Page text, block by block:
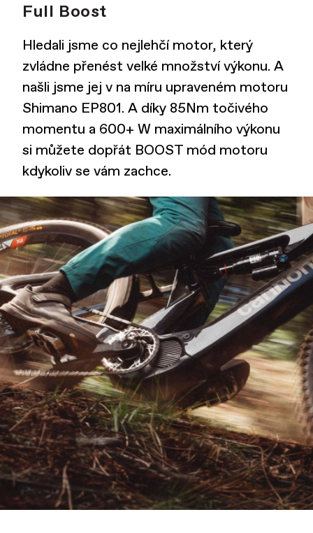
Full Boost
Hledali jsme co nejlehčí motor, který
zvládne přenést velké množství výkonu. A
našli jsme jej v na míru upraveném motoru
Shimano EP801. A díky 85Nm točivého
momentu a 600+ W maximálního výkonu
si můžete dopřát BOOST mód motoru
kdykoliv se vám zachce.